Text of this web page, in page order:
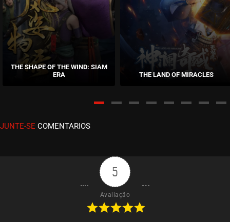
EPISÓDIO 30
dezembro 04, 2024
dezembro 04, 2024
ASSISTIDO
EPISÓDIO 27
novembro 20, 2024
EPISÓDIO 26
THE SHAPE OF THE WIND: SIAM
ERA
THE LAND OF MIRACLES
JUNTE-SE COMENTARIOS
5
Avaliação